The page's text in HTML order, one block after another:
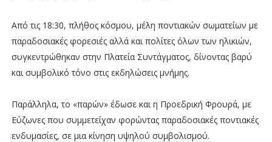
Από τις 18:30, πλήθος κόσμου, μέλη ποντιακών σωματείων με
παραδοσιακές φορεσιές αλλά και πολίτες όλων των ηλικιών,
συγκεντρώθηκαν στην Πλατεία Συντάγματος, δίνοντας βαρύ
και συμβολικό τόνο στις εκδηλώσεις μνήμης.
Παράλληλα, το «παρών» έδωσε και η Προεδρική Φρουρά, με
Εύζωνες που συμμετείχαν φορώντας παραδοσιακές ποντιακές
ενδυμασίες, σε μια κίνηση υψηλού συμβολισμού.